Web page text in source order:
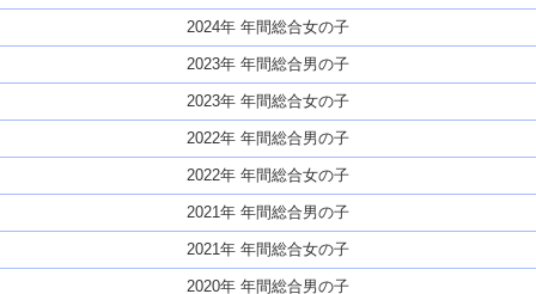
2024年 年間総合女の子
2023年 年間総合男の子
2023年 年間総合女の子
2022年 年間総合男の子
2022年 年間総合女の子
2021年 年間総合男の子
2021年 年間総合女の子
2020年 年間総合男の子